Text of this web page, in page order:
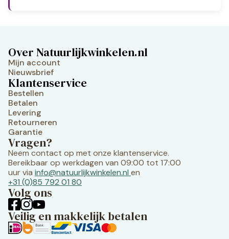
Over Natuurlijkwinkelen.nl
Mijn account
Nieuwsbrief
Klantenservice
Bestellen
Betalen
Levering
Retourneren
Garantie
Vragen?
Neem contact op met onze klantenservice.
Bereikbaar op werkdagen van 09:00 tot 17:00
uur via info@natuurlijkwinkelen.nl en
+31 (0)85 792 01 80
Volg ons
Veilig en makkelijk betalen